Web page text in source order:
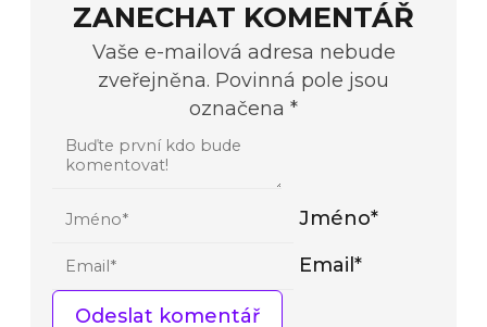
ZANECHAT KOMENTÁŘ
Vaše e-mailová adresa nebude
zveřejněna. Povinná pole jsou
označena *
Jméno*
Email*